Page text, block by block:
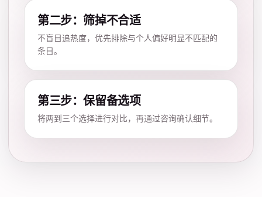
第二步：筛掉不合适
不盲目追热度，优先排除与个人偏好明显不匹配的
条目。
第三步：保留备选项
将两到三个选择进行对比，再通过咨询确认细节。